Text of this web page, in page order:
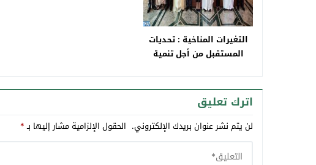
التغيرات المناخية : تحديات
المستقبل من أجل تنمية
اترك تعليق
لن يتم نشر عنوان بريدك الإلكتروني. الحقول الإلزامية مشار إليها بـ*